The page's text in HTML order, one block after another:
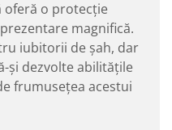
oferă o protecție
magnifică.
iubitorii de șah, dar
și dezvolte abilitățile
frumusețea acestui